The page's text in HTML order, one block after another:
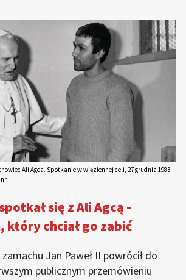
Ali Agca. Spotkanie w więziennej celi, 27 grudnia 1983
się z Ali Agcą -
który chciał go zabić
Jan Paweł II powrócił do
publicznym przemówieniu